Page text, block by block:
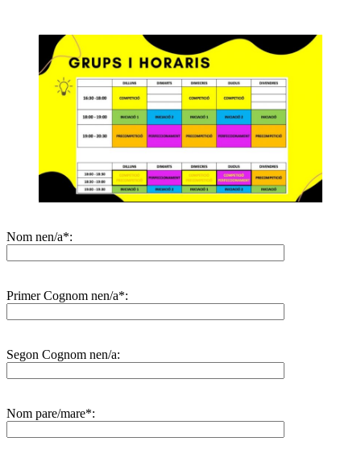
Nom nen/a*:
Primer Cognom nen/a*:
Segon Cognom nen/a:
Nom pare/mare*: